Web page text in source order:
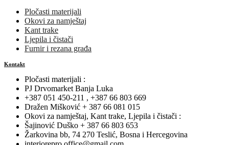
Pločasti materijali
Okovi za namještaj
Kant trake
Ljepila i čistači
Furnir i rezana građa
Kontakt
Pločasti materijali :
PJ Drvomarket Banja Luka
+387 051 450-211 , +387 66 803 669
Dražen Mišković + 387 66 081 015
Okovi za namještaj, Kant trake, Ljepila i čistači :
Šajinović Duško + 387 66 803 653
Žarkovina bb, 74 270 Teslić, Bosna i Hercegovina